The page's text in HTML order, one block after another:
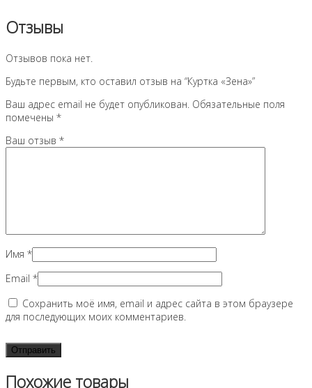
Отзывы
Отзывов пока нет.
Будьте первым, кто оставил отзыв на “Куртка «Зена»”
Ваш адрес email не будет опубликован. Обязательные поля
помечены *
Ваш отзыв *
Имя *
Email *
Сохранить моё имя, email и адрес сайта в этом браузере
для последующих моих комментариев.
Похожие товары